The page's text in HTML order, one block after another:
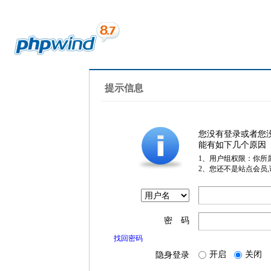
提示信息
您没有登录或者您
能有如下几个原因
1、用户组权限：你所
2、您还不是站点会员
密 码
找回密码
隐身登录 开启 关闭